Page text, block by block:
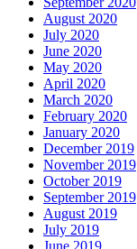
August 2020
July 2020
June 2020
May 2020
April 2020
March 2020
February 2020
January 2020
December 2019
November 2019
October 2019
September 2019
August 2019
July 2019
June 2019